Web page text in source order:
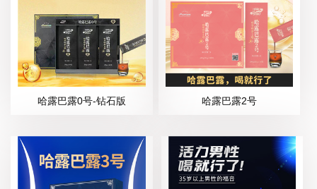
哈露巴露0号-钻石版 哈露巴露2号